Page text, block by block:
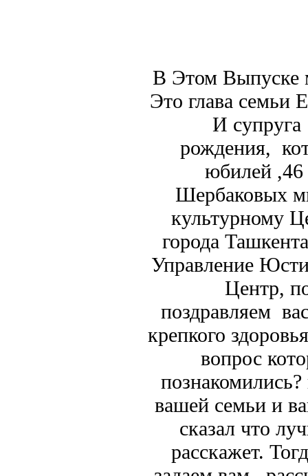
В Этом Выпуске
Это глава семьи
И
рождения,
юбилей ,46
Шербаковых
культурному
города
Управление
Центр,
поздравляем
крепкого
вопрос
вашей семьи и
сказал что
расскажет.